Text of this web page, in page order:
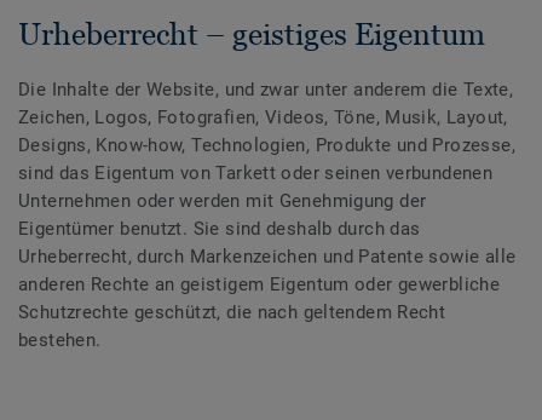
Urheberrecht – geistiges Eigentum
Die Inhalte der Website, und zwar unter anderem die Texte,
Zeichen, Logos, Fotografien, Videos, Töne, Musik, Layout,
Designs, Know-how, Technologien, Produkte und Prozesse,
sind das Eigentum von Tarkett oder seinen verbundenen
Unternehmen oder werden mit Genehmigung der
Eigentümer benutzt. Sie sind deshalb durch das
Urheberrecht, durch Markenzeichen und Patente sowie alle
anderen Rechte an geistigem Eigentum oder gewerbliche
Schutzrechte geschützt, die nach geltendem Recht
bestehen.